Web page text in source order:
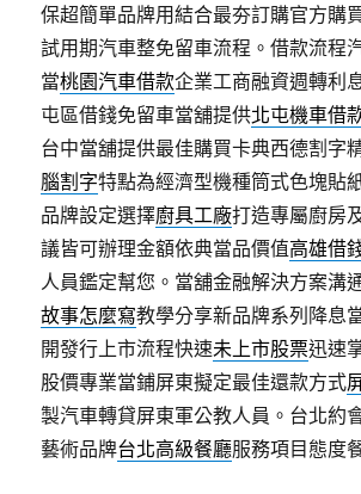
保超簡單品牌用結合最夯訂購官方購
試用期汽車整免留車流程。借款流程
當桃園汽車借款企業工商融資週轉利
屯區借錢免留車當舖提供北屯機車借
台中當舖提供最佳購買卡典西德割字
腦割字特點為經濟型機種筒式色塊貼
品牌設定選擇廚具工廠打造專屬廚房
議皆可辦理金額依典當品價值高雄借
人員鑑定幫您。當舖金融解決方案溝
故事怎麼寫教學分享新品牌系列降息
開發行上市流程快速未上市股票迅速
股價專業當鋪屏東擬定最佳還款方式
製汽車轉貸屏東軍公教人員。台北約
藝術品牌台北高級餐廳服務項目態度